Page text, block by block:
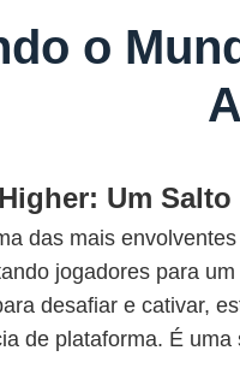
o
Um Salto
das mais
jogadores para
desafiar e cativar,
de plataforma. É uma